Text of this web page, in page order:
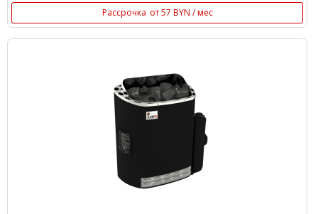
Рассрочка от 57 BYN / мес